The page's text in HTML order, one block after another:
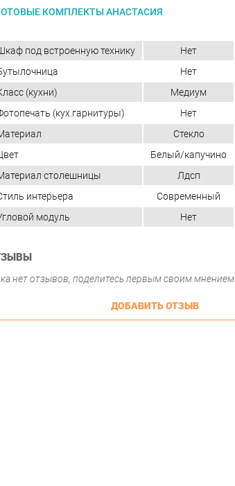
КОМПЛЕКТЫ АНАСТАСИЯ
под встроенную технику
Нет
Нет
(кухни)
Медиум
(кух.гарнитуры)
Нет
Стекло
Белый/капучино
столешницы
Лдсп
интерьера
Современный
модуль
Нет
нет отзывов, поделитесь первым своим мнением.
ДОБАВИТЬ ОТЗЫВ